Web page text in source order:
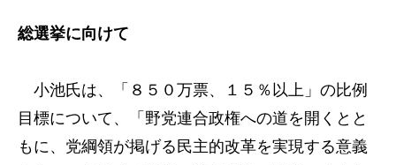
総選挙に向けて
小池氏は、「８５０万票、１５％以上」の比例
目標について、「野党連合政権への道を開くとと
もに、党綱領が掲げる民主的改革を実現する意義